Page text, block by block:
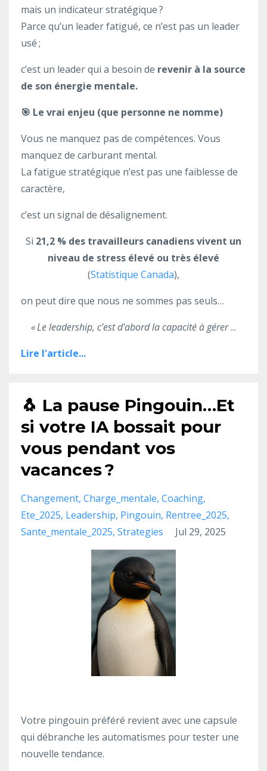
mais un indicateur stratégique ?
Parce qu’un leader fatigué, ce n’est pas un leader
usé ;
c’est un leader qui a besoin de revenir à la source
de son énergie mentale.
🎯 Le vrai enjeu (que personne ne nomme)
Vous ne manquez pas de compétences. Vous
manquez de carburant mental.
La fatigue stratégique n’est pas une faiblesse de
caractère,
c’est un signal de désalignement.
Si 21,2 % des travailleurs canadiens vivent un
niveau de stress élevé ou très élevé
(Statistique Canada),
on peut dire que nous ne sommes pas seuls…
« Le leadership, c’est d’abord la capacité à gérer...
Lire l'article...
🐧 La pause Pingouin…Et
si votre IA bossait pour
vous pendant vos
vacances ?
Changement Charge_mentale Coaching
Ete_2025 Leadership Pingouin Rentree_2025
Sante_mentale_2025 Strategies Jul 29, 2025
Votre pingouin préféré revient avec une capsule
qui débranche les automatismes pour tester une
nouvelle tendance.